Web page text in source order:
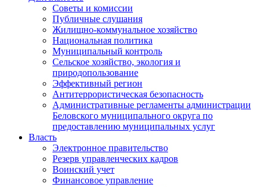
Советы и комиссии
Публичные слушания
Жилищно-коммунальное хозяйство
Национальная политика
Муниципальный контроль
Сельское хозяйство, экология и
природопользование
Эффективный регион
Антитеррористическая безопасность
Административные регламенты администрации
Беловского муниципального округа по
предоставлению муниципальных услуг
Власть
Электронное правительство
Резерв управленческих кадров
Воинский учет
Финансовое управление